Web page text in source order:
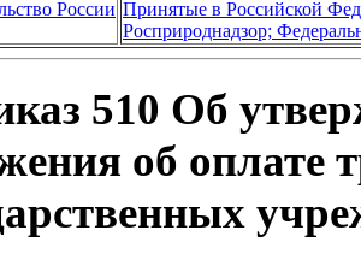
России Принятые в Российской
Росприроднадзор;
510 Об
об оплате